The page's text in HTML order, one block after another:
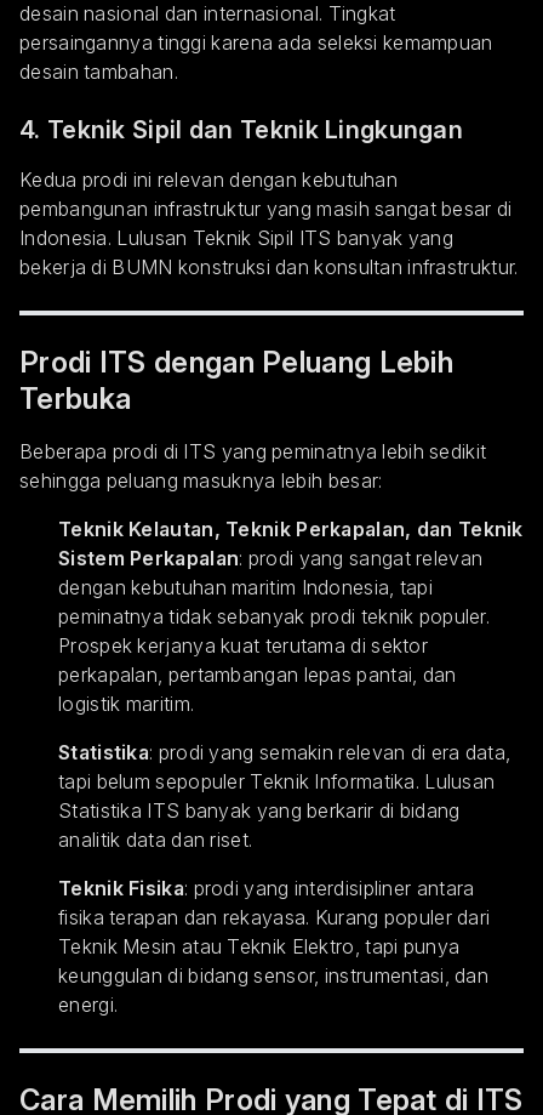
desain nasional dan internasional. Tingkat
persaingannya tinggi karena ada seleksi kemampuan
desain tambahan.
4. Teknik Sipil dan Teknik Lingkungan
Kedua prodi ini relevan dengan kebutuhan
pembangunan infrastruktur yang masih sangat besar di
Indonesia. Lulusan Teknik Sipil ITS banyak yang
bekerja di BUMN konstruksi dan konsultan infrastruktur.
Prodi ITS dengan Peluang Lebih
Terbuka
Beberapa prodi di ITS yang peminatnya lebih sedikit
sehingga peluang masuknya lebih besar:
Teknik Kelautan, Teknik Perkapalan, dan Teknik
Sistem Perkapalan: prodi yang sangat relevan
dengan kebutuhan maritim Indonesia, tapi
peminatnya tidak sebanyak prodi teknik populer.
Prospek kerjanya kuat terutama di sektor
perkapalan, pertambangan lepas pantai, dan
logistik maritim.
Statistika: prodi yang semakin relevan di era data,
tapi belum sepopuler Teknik Informatika. Lulusan
Statistika ITS banyak yang berkarir di bidang
analitik data dan riset.
Teknik Fisika: prodi yang interdisipliner antara
fisika terapan dan rekayasa. Kurang populer dari
Teknik Mesin atau Teknik Elektro, tapi punya
keunggulan di bidang sensor, instrumentasi, dan
energi.
Cara Memilih Prodi yang Tepat di ITS